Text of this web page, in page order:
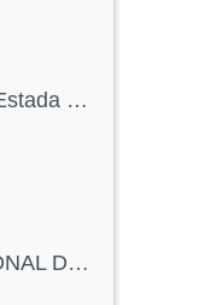
Plantilla Memòria Estada Dual QI
ANY INTERNACIONAL DE LA TAULA PERIÒDICA